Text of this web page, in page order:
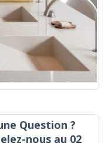
Question ?
nous au 02